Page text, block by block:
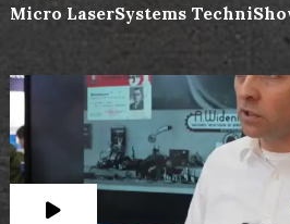
Micro LaserSystems